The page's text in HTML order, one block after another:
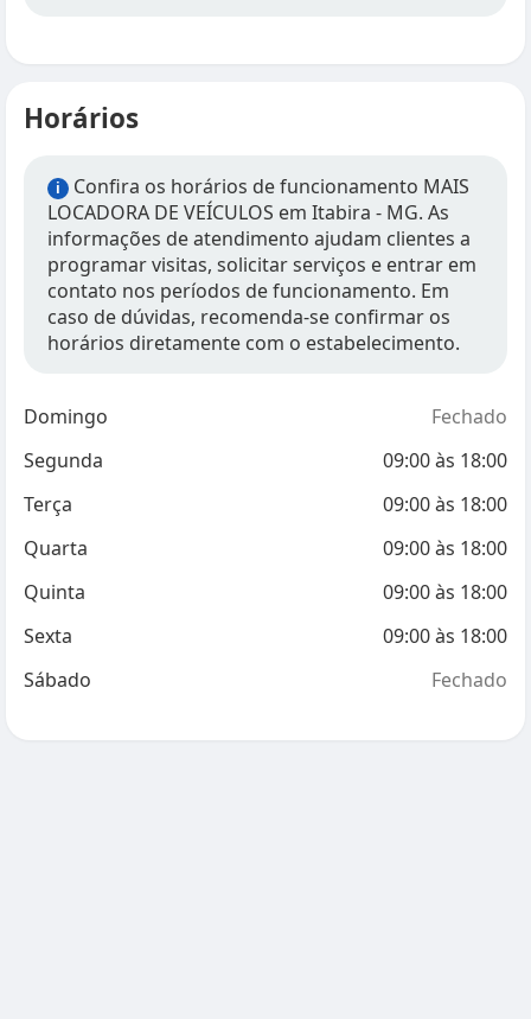
Horários
i
Confira os horários de funcionamento MAIS
LOCADORA DE VEÍCULOS em Itabira - MG. As
informações de atendimento ajudam clientes a
programar visitas, solicitar serviços e entrar em
contato nos períodos de funcionamento. Em
caso de dúvidas, recomenda-se confirmar os
horários diretamente com o estabelecimento.
Domingo
Fechado
Segunda
09:00às 18:00
Terça
09:00às 18:00
Quarta
09:00às 18:00
Quinta
09:00às 18:00
Sexta
09:00às 18:00
Sábado
Fechado